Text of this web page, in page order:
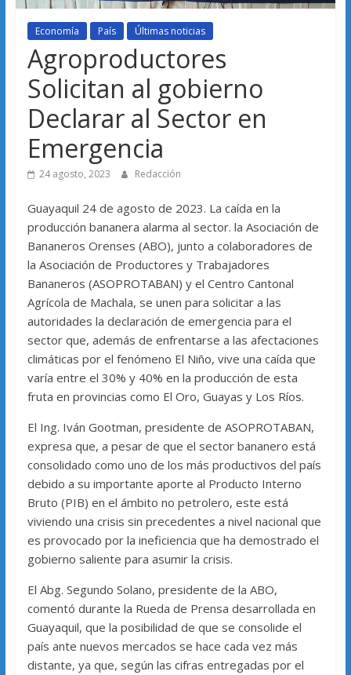
Economía País Últimas noticias
Agroproductores
Solicitan al gobierno
Declarar al Sector en
Emergencia
24 agosto, 2023 Redacción
Guayaquil 24 de agosto de 2023. La caída en la
producción bananera alarma al sector. la Asociación de
Bananeros Orenses (ABO), junto a colaboradores de
la Asociación de Productores y Trabajadores
Bananeros (ASOPROTABAN) y el Centro Cantonal
Agrícola de Machala, se unen para solicitar a las
autoridades la declaración de emergencia para el
sector que, además de enfrentarse a las afectaciones
climáticas por el fenómeno El Niño, vive una caída que
varía entre el 30% y 40% en la producción de esta
fruta en provincias como El Oro, Guayas y Los Ríos.
El Ing. Iván Gootman, presidente de ASOPROTABAN,
expresa que, a pesar de que el sector bananero está
consolidado como uno de los más productivos del país
debido a su importante aporte al Producto Interno
Bruto (PIB) en el ámbito no petrolero, este está
viviendo una crisis sin precedentes a nivel nacional que
es provocado por la ineficiencia que ha demostrado el
gobierno saliente para asumir la crisis.
El Abg. Segundo Solano, presidente de la ABO,
comentó durante la Rueda de Prensa desarrollada en
Guayaquil, que la posibilidad de que se consolide el
país ante nuevos mercados se hace cada vez más
distante, ya que, según las cifras entregadas por el